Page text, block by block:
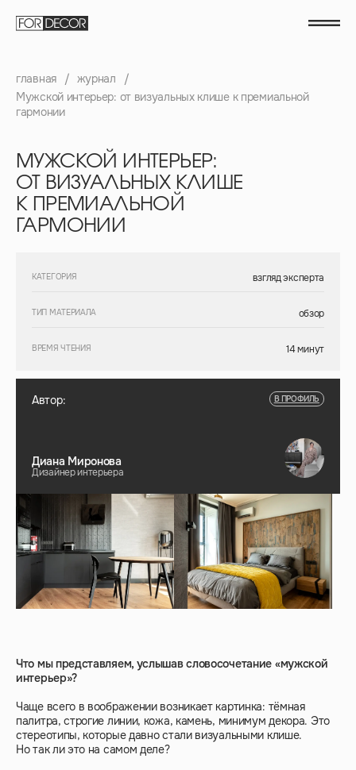
главная / журнал
/
Мужской интерьер: от визуальных клише к премиальной
гармонии
МУЖСКОЙ ИНТЕРЬЕР:
ОТ ВИЗУАЛЬНЫХ КЛИШЕ
К ПРЕМИАЛЬНОЙ
ГАРМОНИИ
КАТЕГОРИЯ взгляд эксперта
ТИП МАТЕРИАЛА обзор
ВРЕМЯ ЧТЕНИЯ 14 минут
Диана Миронова
Дизайнер интерьера
В ПРОФИЛЬ
Автор:
Что мы представляем, услышав словосочетание «мужской
интерьер»?
Чаще всего в воображении возникает картинка: тёмная
палитра, строгие линии, кожа, камень, минимум декора. Это
стереотипы, которые давно стали визуальными клише.
Но так ли это на самом деле?